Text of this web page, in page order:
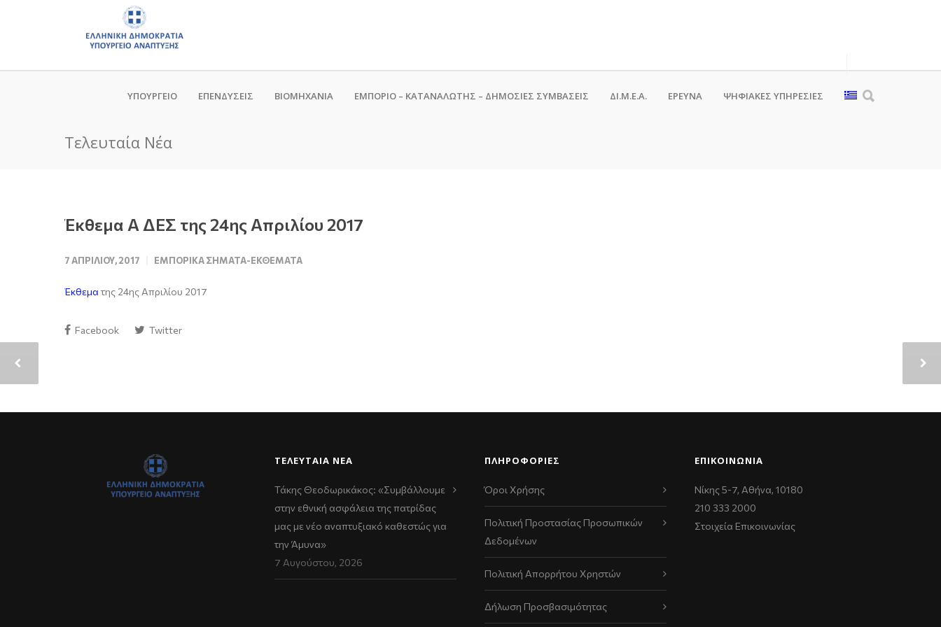
ΥΠΟΥΡΓΕΙΟ ΕΠΕΝΔΥΣΕΙΣ ΒΙΟΜΗΧΑΝΙΑ ΕΜΠΟΡΙΟ – ΚΑΤΑΝΑΛΩΤΗΣ – ΔΗΜΟΣΙΕΣ ΣΥΜΒΑΣΕΙΣ ΔΙ.Μ.Ε.Α. ΕΡΕΥΝΑ ΨΗΦΙΑΚΈΣ ΥΠΗΡΕΣΊΕΣ
Τελευταία Νέα
Έκθεμα Α ΔΕΣ της 24ης Απριλίου 2017
7 ΑΠΡΙΛΊΟΥ, 2017 ΕΜΠΟΡΙΚΆ ΣΉΜΑΤΑ-ΕΚΘΈΜΑΤΑ
Έκθεμα της 24ης Απριλίου 2017
Facebook Twitter
ΤΕΛΕΥΤΑΊΑ ΝΈΑ
Τάκης Θεοδωρικάκος: «Συμβάλλουμε
στην εθνική ασφάλεια της πατρίδας
μας με νέο αναπτυξιακό καθεστώς για
την Άμυνα»
7 Αυγούστου, 2026
ΠΛΗΡΟΦΟΡΙΕΣ
Όροι Χρήσης
Πολιτική Προστασίας Προσωπικών
Δεδομένων
Πολιτική Απορρήτου Χρηστών
Δήλωση Προσβασιμότητας
ΕΠΙΚΟΙΝΩΝΊΑ
Νίκης 5-7, Αθήνα, 10180
210 333 2000
Στοιχεία Επικοινωνίας